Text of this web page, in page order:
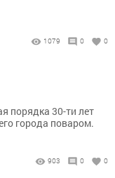
1079 0 0
порядка 30-ти лет
города поваром.
903 0 0